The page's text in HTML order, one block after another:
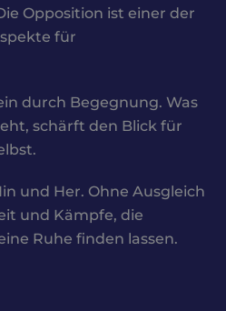
Opposition ist einer der
für
durch Begegnung. Was
schärft den Blick für
und Her. Ohne Ausgleich
und Kämpfe, die
Ruhe finden lassen.